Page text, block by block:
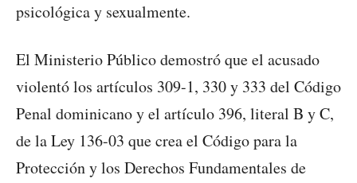
psicológica y sexualmente.
El Ministerio Público demostró que el acusado
violentó los artículos 309-1, 330 y 333 del Código
Penal dominicano y el artículo 396, literal B y C,
de la Ley 136-03 que crea el Código para la
Protección y los Derechos Fundamentales de